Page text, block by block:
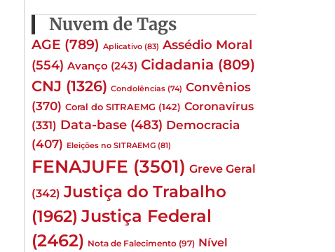
Nuvem de Tags
AGE (789) Aplicativo (83) Assédio Moral
(554) Avanço (243) Cidadania (809)
CNJ (1326) Condolências (74) Convênios
(370) Coral do SITRAEMG (142) Coronavírus
(331) Data-base (483) Democracia
(407) Eleições no SITRAEMG (81)
FENAJUFE (3501) Greve Geral
(342) Justiça do Trabalho
(1962) Justiça Federal
(2462) Nota de Falecimento (97) Nível